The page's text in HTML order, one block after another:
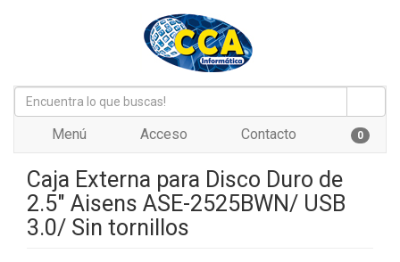
Menú Acceso Contacto 0
Caja Externa para Disco Duro de
2.5" Aisens ASE-2525BWN/ USB
3.0/ Sin tornillos